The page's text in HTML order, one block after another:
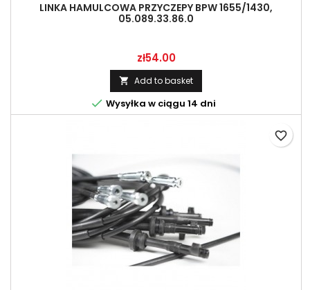
LINKA HAMULCOWA PRZYCZEPY BPW 1655/1430,
05.089.33.86.0
Price
zł54.00
 Add to basket
 Wysyłka w ciągu 14 dni
favorite_border